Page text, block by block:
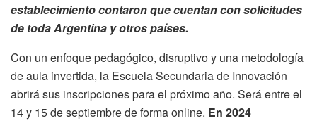
establecimiento contaron que cuentan con solicitudes
de toda Argentina y otros países.
Con un enfoque pedagógico, disruptivo y una metodología
de aula invertida, la Escuela Secundaria de Innovación
abrirá sus inscripciones para el próximo año. Será entre el
14 y 15 de septiembre de forma online. En 2024